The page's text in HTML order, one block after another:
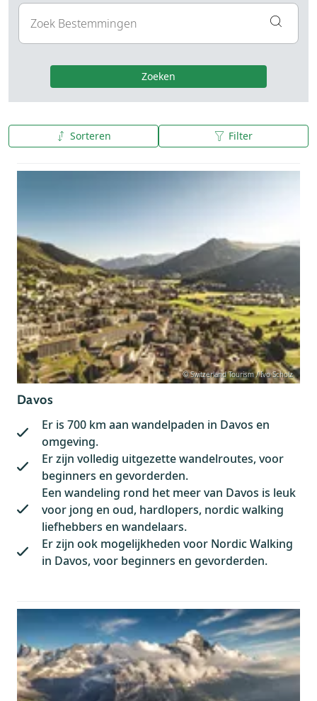
Zoeken
Sorteren Filter
A tot Z
© Switzerland Tourism / Ivo Scholz
Davos
Er is 700 km aan wandelpaden in Davos en
omgeving.
Er zijn volledig uitgezette wandelroutes, voor
beginners en gevorderden.
Een wandeling rond het meer van Davos is leuk
voor jong en oud, hardlopers, nordic walking
liefhebbers en wandelaars.
Er zijn ook mogelijkheden voor Nordic Walking
in Davos, voor beginners en gevorderden.